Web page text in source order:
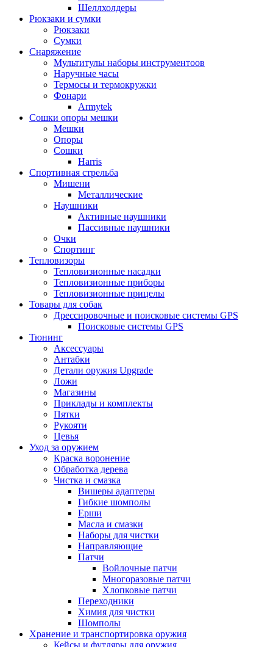
Шеллхолдеры
Рюкзаки и сумки
Рюкзаки
Сумки
Снаряжение
Мультитулы наборы инструментоов
Наручные часы
Термосы и термокружки
Фонари
Armytek
Сошки опоры мешки
Мешки
Опоры
Сошки
Harris
Спортивная стрельба
Мишени
Металлические
Наушники
Активные наушники
Пассивные наушники
Очки
Спортинг
Тепловизоры
Тепловизионные насадки
Тепловизионные приборы
Тепловизионные прицелы
Товары для собак
Дрессировочные и поисковые системы GPS
Поисковые системы GPS
Тюнинг
Аксессуары
Антабки
Детали оружия Upgrade
Ложи
Магазины
Приклады и комплекты
Пятки
Рукояти
Цевья
Уход за оружием
Краска воронение
Обработка дерева
Чистка и смазка
Вишеры адаптеры
Гибкие шомполы
Ерши
Масла и смазки
Наборы для чистки
Направляющие
Патчи
Войлочные патчи
Многоразовые патчи
Хлопковые патчи
Переходники
Химия для чистки
Шомполы
Хранение и транспортировка оружия
Кейсы и футляры для оружия